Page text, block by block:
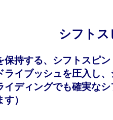
シフト
保持する、シフトスピ
ライブッシュを圧入し
イディングでも確実な
）